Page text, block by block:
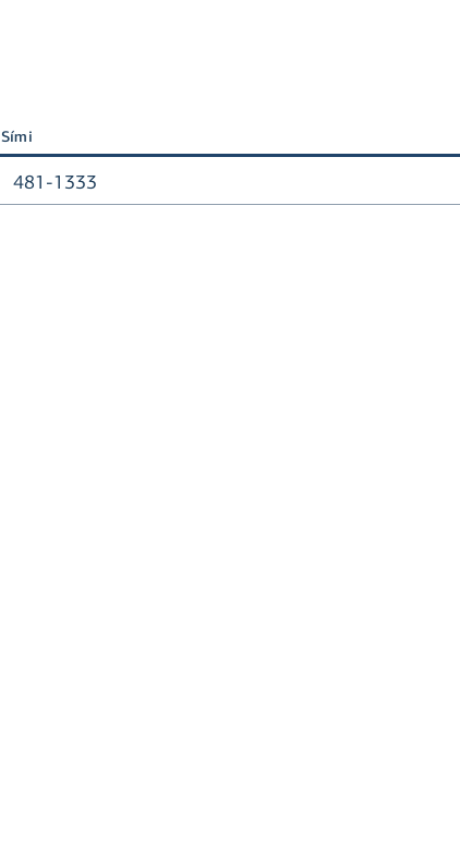
Sími
481-1333